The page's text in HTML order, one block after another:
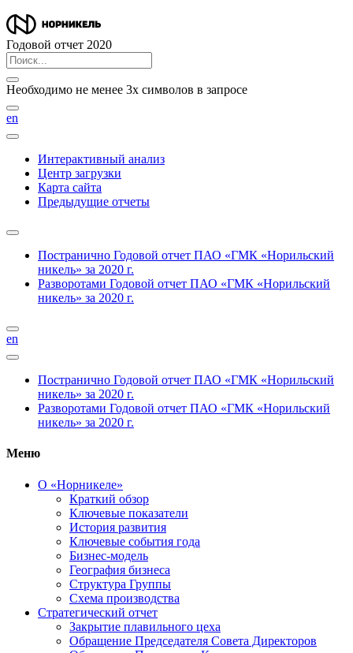
Годовой отчет 2020
Необходимо не менее 3х символов в запросе
en
Интерактивный анализ
Центр загрузки
Карта сайта
Предыдущие отчеты
Постранично Годовой отчет ПАО «ГМК «Норильский
никель» за 2020 г.
Разворотами Годовой отчет ПАО «ГМК «Норильский
никель» за 2020 г.
en
Постранично Годовой отчет ПАО «ГМК «Норильский
никель» за 2020 г.
Разворотами Годовой отчет ПАО «ГМК «Норильский
никель» за 2020 г.
Меню
О «Норникеле»
Краткий обзор
Ключевые показатели
История развития
Ключевые события года
Бизнес-модель
География бизнеса
Структура Группы
Схема производства
Стратегический отчет
Закрытие плавильного цеха
Обращение Председателя Совета Директоров